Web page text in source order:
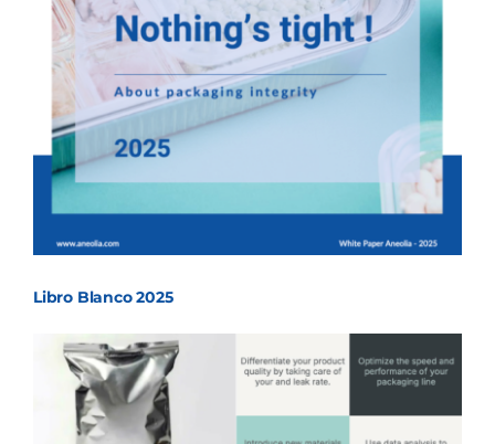
Libro Blanco 2025